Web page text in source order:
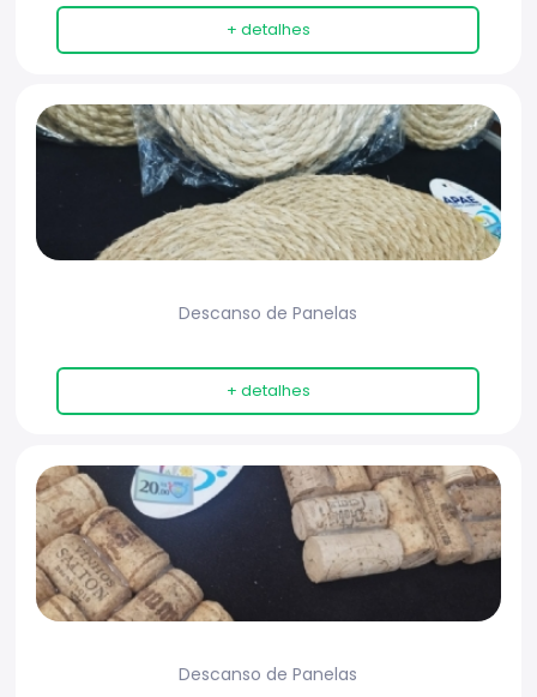
+ detalhes
Descanso de Panelas
+ detalhes
Descanso de Panelas